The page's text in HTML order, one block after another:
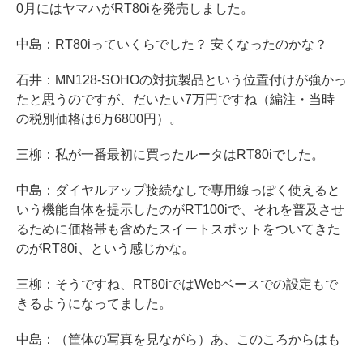
0月にはヤマハがRT80iを発売しました。
中島：RT80iっていくらでした？ 安くなったのかな？
石井：MN128-SOHOの対抗製品という位置付けが強かっ
たと思うのですが、だいたい7万円ですね（編注・当時
の税別価格は6万6800円）。
三柳：私が一番最初に買ったルータはRT80iでした。
中島：ダイヤルアップ接続なしで専用線っぽく使えると
いう機能自体を提示したのがRT100iで、それを普及させ
るために価格帯も含めたスイートスポットをついてきた
のがRT80i、という感じかな。
三柳：そうですね、RT80iではWebベースでの設定もで
きるようになってました。
中島：（筐体の写真を見ながら）あ、このころからはも